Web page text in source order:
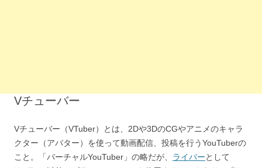
Vチューバー
Vチューバー（VTuber）とは、2Dや3DのCGやアニメのキャラ
クター（アバター）を使って動画配信、投稿を行うYouTuberの
こと。「バーチャルYouTuber」の略だが、 ライバーとして